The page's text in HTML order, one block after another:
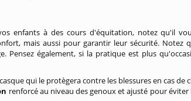
enfants à des cours d'équitation, notez qu'il
mais aussi pour garantir leur sécurité. Notez
Pensez également, si la pratique est plus
qui le protègera contre les blessures en cas de
renforcé au niveau des genoux et ajusté pour